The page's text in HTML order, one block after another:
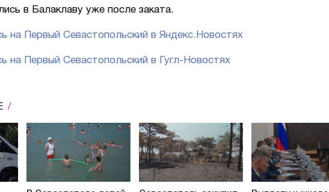
в Балаклаву уже после заката.
на Первый Севастопольский в Яндекс.Новостях
на Первый Севастопольский в Гугл-Новостях